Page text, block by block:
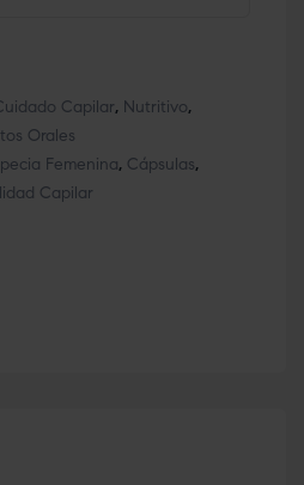
Capilar, Nutritivo,
Orales
Femenina, Cápsulas,
Capilar